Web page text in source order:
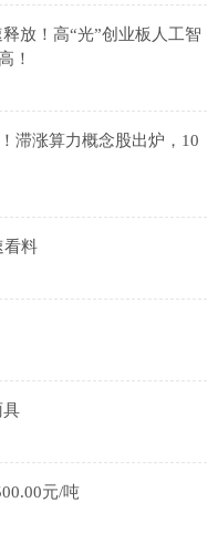
放！高“光”创业板人工智
！
滞涨算力概念股出炉，10
看料
具
元/吨